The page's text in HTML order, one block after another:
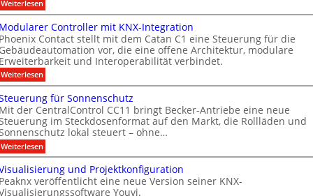
T
e
c
h
n
o
l
o
g
i
e
s
e
n
u
n
g
m
i
t
A
n
s
a
u
g
n
u
e
s
A
u
s
b
i
l
d
u
n
g
o
M
n
c
h
e
n
2
2
6
g
e
h
t
e
r
f
o
r
a
s
t
s
e
n
s
o
r
m
i
t
D
i
s
p
l
Weiterlesen:
E
g
e
-
A
I
f
r
G
e
b
ä
u
d
e
:
D
Controller mit KNX-Integration
Contact stellt mit dem Catan C1 eine Steuerung für die
vor, die eine offene Architektur, modulare
und Interoperabilität verbindet.
Weiterlesen:
M
d
u
l
a
r
e
C
o
n
für Sonnenschutz
der CentralControl CC11 bringt Becker-Antriebe eine neue
im Steckdosenformat auf den Markt, die Rollläden und
lokal steuert – ohne…
Weiterlesen:
S
e
u
und Projektkonfiguration
veröffentlicht eine neue Version seiner KNX-
Youvi.